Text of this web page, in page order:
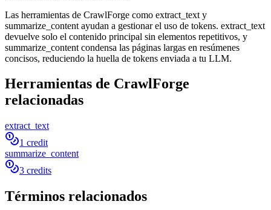
Las herramientas de CrawlForge como extract_text y
summarize_content ayudan a gestionar el uso de tokens. extract_text
devuelve solo el contenido principal sin elementos repetitivos, y
summarize_content condensa las páginas largas en resúmenes
concisos, reduciendo la huella de tokens enviada a tu LLM.
Herramientas de CrawlForge
relacionadas
extract_text
1 credit
summarize_content
3 credits
Términos relacionados